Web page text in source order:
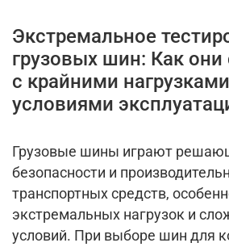
Экстремальное
грузовых шин: Как они
с крайними
условиями
Грузовые шины играют
безопасности и
транспортных средств,
экстремальных нагрузок и
условий. При выборе шин для